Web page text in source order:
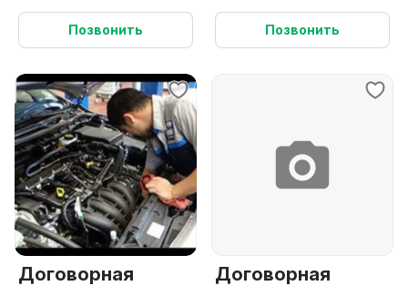
Позвонить Позвонить
Договорная Договорная